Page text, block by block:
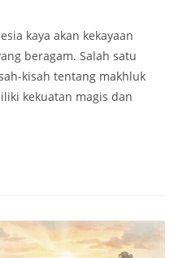
kaya akan kekayaan
beragam. Salah satu
kisah tentang makhluk
kekuatan magis dan